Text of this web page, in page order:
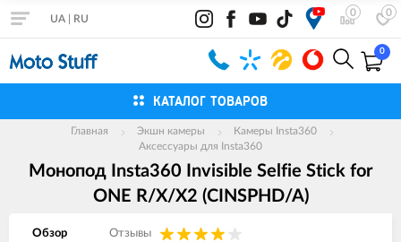
0 0
UA RU
0
КАТАЛОГ ТОВАРОВ
Главная Экшн камеры
Камеры Insta360
Аксессуары для Insta360
Монопод Insta360 Invisible Selfie Stick for
ONE R/X/X2 (CINSPHD/A)
Обзор Отзывы